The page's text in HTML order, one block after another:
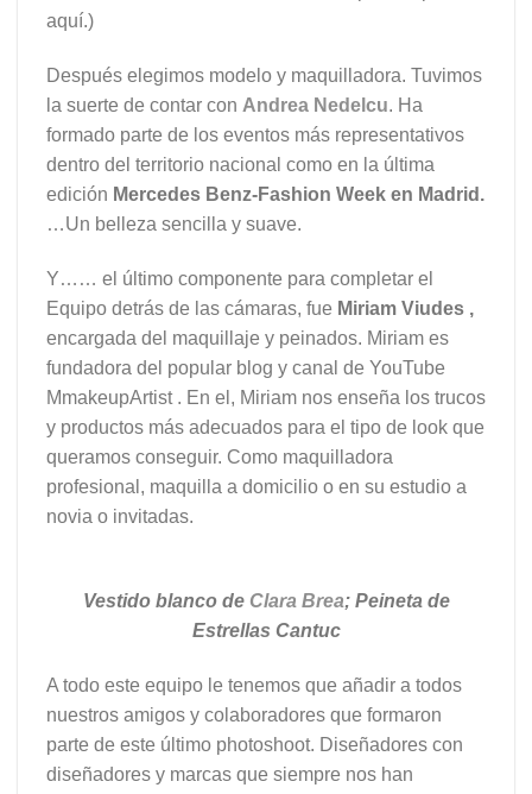
aquí.)
Después elegimos modelo y maquilladora. Tuvimos
la suerte de contar con Andrea Nedelcu. Ha
formado parte de los eventos más representativos
dentro del territorio nacional como en la última
edición Mercedes Benz-Fashion Week en Madrid.
…Un belleza sencilla y suave.
Y…… el último componente para completar el
Equipo detrás de las cámaras, fue Miriam Viudes ,
encargada del maquillaje y peinados. Miriam es
fundadora del popular blog y canal de YouTube
MmakeupArtist . En el, Miriam nos enseña los trucos
y productos más adecuados para el tipo de look que
queramos conseguir. Como maquilladora
profesional, maquilla a domicilio o en su estudio a
novia o invitadas.
Vestido blanco de Clara Brea; Peineta de
Estrellas Cantuc
A todo este equipo le tenemos que añadir a todos
nuestros amigos y colaboradores que formaron
parte de este último photoshoot. Diseñadores con
diseñadores y marcas que siempre nos han